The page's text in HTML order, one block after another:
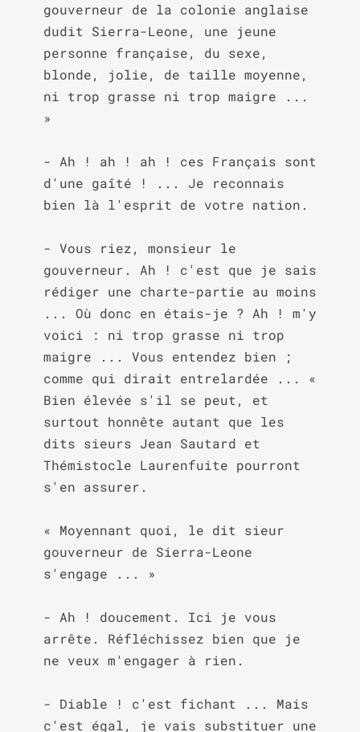
gouverneur de la colonie anglaise
dudit Sierra-Leone, une jeune
personne française, du sexe,
blonde, jolie, de taille moyenne,
ni trop grasse ni trop maigre ...
»
- Ah ! ah ! ah ! ces Français sont
d'une gaîté ! ... Je reconnais
bien là l'esprit de votre nation.
- Vous riez, monsieur le
gouverneur. Ah ! c'est que je sais
rédiger une charte-partie au moins
... Où donc en étais-je ? Ah ! m'y
voici : ni trop grasse ni trop
maigre ... Vous entendez bien ;
comme qui dirait entrelardée ... «
Bien élevée s'il se peut, et
surtout honnête autant que les
dits sieurs Jean Sautard et
Thémistocle Laurenfuite pourront
s'en assurer.
« Moyennant quoi, le dit sieur
gouverneur de Sierra-Leone
s'engage ... »
- Ah ! doucement. Ici je vous
arrête. Réfléchissez bien que je
ne veux m'engager à rien.
- Diable ! c'est fichant ... Mais
c'est égal, je vais substituer une